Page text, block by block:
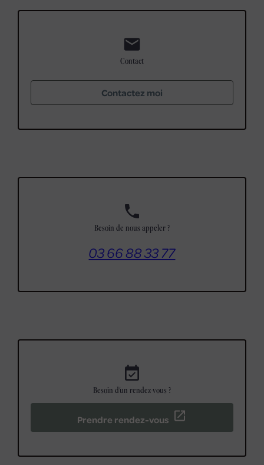
mail
Contact
Contactez moi
phone
Besoin de nous appeler ?
03 66 88 33 77
event_available
Besoin d'un rendez-vous ?
Prendre rendez-vous